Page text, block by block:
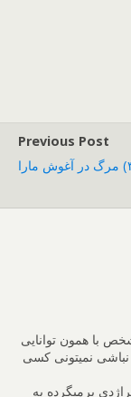
Previous Post
با همون توانایی
نمیتونی کسی
برمیگرده به